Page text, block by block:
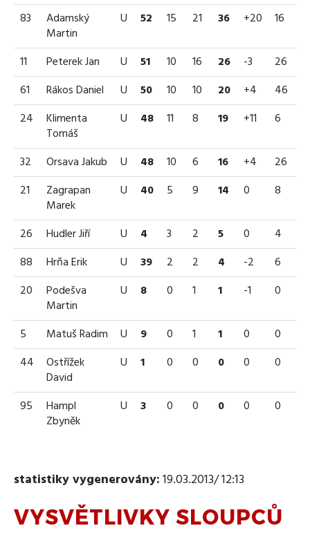
83
Adamský
Martin
U 52 15 21 36 +20 16
11 Peterek Jan U 51 10 16 26 -3
26
61
Rákos Daniel U 50 10 10 20 +4
46
24
Klimenta
Tomáš
U 48 11 8 19 +11 6
32 Orsava Jakub U 48 10 6 16 +4
26
21
Zagrapan
Marek
U 40 5 9 14 0 8
26 Hudler Jiří U 4 3 2 5 0
4
88
Hrňa Erik U 39 2 2 4 -2
6
20
Podešva
Martin
U 8 0 1 1 -1 0
5 Matuš Radim U 9 0 1 1 0
0
44
Ostřížek
David
U 1 0 0 0 0 0
95
Hampl
Zbyněk
U 3 0 0 0 0 0
statistiky vygenerovány:19.03.2013/ 12:13
VYSVĚTLIVKY SLOUPCŮ